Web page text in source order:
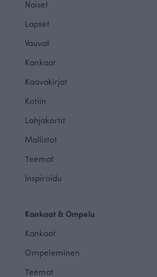
Naiset
Lapset
Vauvat
Kankaat
Kaavakirjat
Kotiin
Lahjakortit
Mallistot
Teemat
Inspiroidu
Kankaat & Ompelu
Kankaat
Ompeleminen
Teemat